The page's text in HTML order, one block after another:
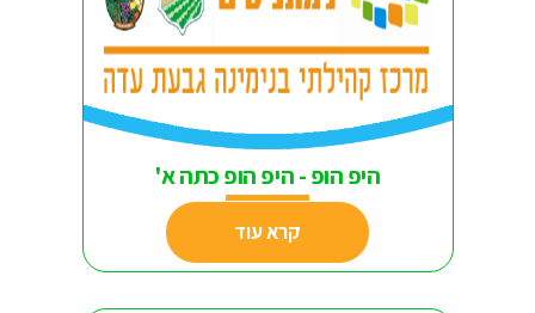
היפ הופ - היפ הופ כתה א'
קרא עוד